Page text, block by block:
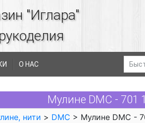
"Иглара"
О НАС
Мулине DMC - 701
нити > DMC > Мулине DMC -